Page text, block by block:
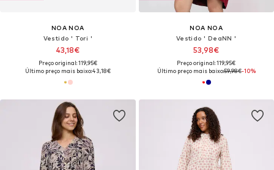
NOA NOA
Vestido ' Tori '
43,18€
Preço original: 119,95€
Último preço mais baixo:43,18€
NOA NOA
Vestido ' DeaNN '
53,98€
Preço original: 119,95€
Último preço mais baixo:59,98€-10%